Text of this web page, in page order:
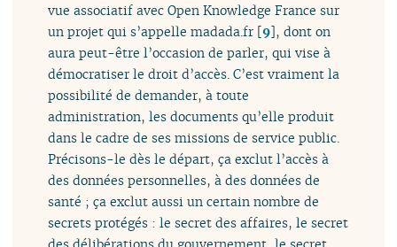
vue associatif avec Open Knowledge France sur
un projet qui s’appelle madada.fr [9], dont on
aura peut-être l’occasion de parler, qui vise à
démocratiser le droit d’accès. C’est vraiment la
possibilité de demander, à toute
administration, les documents qu’elle produit
dans le cadre de ses missions de service public.
Précisons-le dès le départ, ça exclut l’accès à
des données personnelles, à des données de
santé ; ça exclut aussi un certain nombre de
secrets protégés : le secret des affaires, le secret
des délibérations du gouvernement, le secret